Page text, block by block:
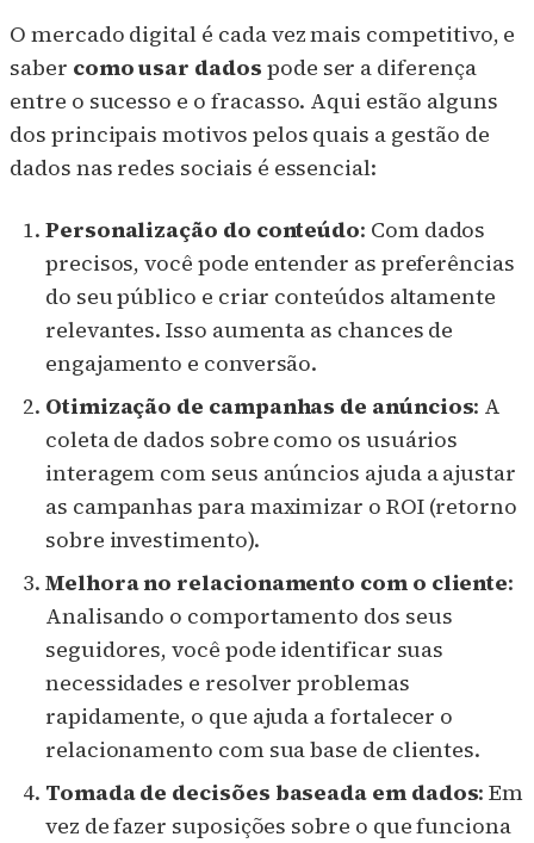
O mercado digital é cada vez mais competitivo, e
saber como usar dados pode ser a diferença
entre o sucesso e o fracasso. Aqui estão alguns
dos principais motivos pelos quais a gestão de
dados nas redes sociais é essencial:
Personalização do conteúdo: Com dados
precisos, você pode entender as preferências
do seu público e criar conteúdos altamente
relevantes. Isso aumenta as chances de
engajamento e conversão.
Otimização de campanhas de anúncios: A
coleta de dados sobre como os usuários
interagem com seus anúncios ajuda a ajustar
as campanhas para maximizar o ROI (retorno
sobre investimento).
Melhora no relacionamento com o cliente:
Analisando o comportamento dos seus
seguidores, você pode identificar suas
necessidades e resolver problemas
rapidamente, o que ajuda a fortalecer o
relacionamento com sua base de clientes.
Tomada de decisões baseada em dados: Em
vez de fazer suposições sobre o que funciona